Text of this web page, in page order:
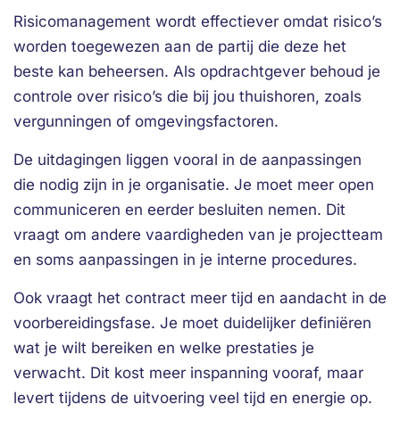
Risicomanagement wordt effectiever omdat risico’s
worden toegewezen aan de partij die deze het
beste kan beheersen. Als opdrachtgever behoud je
controle over risico’s die bij jou thuishoren, zoals
vergunningen of omgevingsfactoren.
De uitdagingen liggen vooral in de aanpassingen
die nodig zijn in je organisatie. Je moet meer open
communiceren en eerder besluiten nemen. Dit
vraagt om andere vaardigheden van je projectteam
en soms aanpassingen in je interne procedures.
Ook vraagt het contract meer tijd en aandacht in de
voorbereidingsfase. Je moet duidelijker definiëren
wat je wilt bereiken en welke prestaties je
verwacht. Dit kost meer inspanning vooraf, maar
levert tijdens de uitvoering veel tijd en energie op.